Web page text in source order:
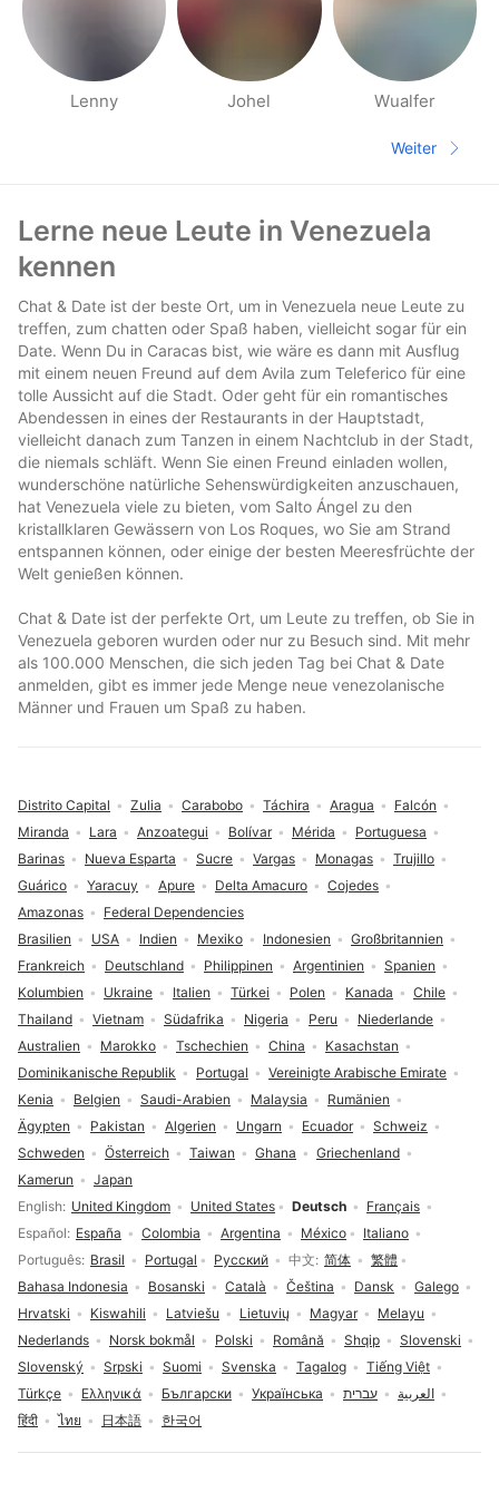
Lenny Johel Wualfer
Nächste
Weiter
Lerne neue Leute in Venezuela
kennen
Chat & Date ist der beste Ort, um in Venezuela neue Leute zu
treffen, zum chatten oder Spaß haben, vielleicht sogar für ein
Date. Wenn Du in Caracas bist, wie wäre es dann mit Ausflug
mit einem neuen Freund auf dem Avila zum Teleferico für eine
tolle Aussicht auf die Stadt. Oder geht für ein romantisches
Abendessen in eines der Restaurants in der Hauptstadt,
vielleicht danach zum Tanzen in einem Nachtclub in der Stadt,
die niemals schläft. Wenn Sie einen Freund einladen wollen,
wunderschöne natürliche Sehenswürdigkeiten anzuschauen,
hat Venezuela viele zu bieten, vom Salto Ángel zu den
kristallklaren Gewässern von Los Roques, wo Sie am Strand
entspannen können, oder einige der besten Meeresfrüchte der
Welt genießen können.
Chat & Date ist der perfekte Ort, um Leute zu treffen, ob Sie in
Venezuela geboren wurden oder nur zu Besuch sind. Mit mehr
als 100.000 Menschen, die sich jeden Tag bei Chat & Date
anmelden, gibt es immer jede Menge neue venezolanische
Männer und Frauen um Spaß zu haben.
Sprachauswahl
English United Kingdom United States Deutsch
Français
Español
España Colombia Argentina México
Italiano
Português Brasil Portugal Русский 中文 简体
繁體
Bahasa Indonesia
Bosanski Català Čeština Dansk
Galego
Hrvatski
Kiswahili Latviešu Lietuvių Magyar
Melayu
Nederlands
Norsk bokmål Polski Română Shqip
Slovenski
Slovenský
Srpski Suomi Svenska Tagalog
Tiếng Việt
Türkçe
Ελληνικά Български Українська עברית
العربية
हिंदी
ไทย 日本語 한국어
Brasilien USA Indien Mexiko Indonesien
Großbritannien
Frankreich
Deutschland Philippinen Argentinien
Spanien
Kolumbien
Ukraine Italien Türkei Polen Kanada
Chile
Thailand
Vietnam Südafrika Nigeria Peru
Niederlande
Australien
Marokko Tschechien China
Kasachstan
Dominikanische Republik
Portugal
Vereinigte Arabische Emirate
Kenia
Belgien Saudi-Arabien Malaysia
Rumänien
Ägypten
Pakistan Algerien Ungarn Ecuador
Schweiz
Schweden
Österreich Taiwan Ghana
Griechenland
Kamerun
Japan
Distrito Capital Zulia Carabobo Táchira Aragua
Falcón
Miranda
Lara Anzoategui Bolívar Mérida
Portuguesa
Barinas
Nueva Esparta Sucre Vargas Monagas
Trujillo
Guárico
Yaracuy Apure Delta Amacuro
Cojedes
Amazonas
Federal Dependencies